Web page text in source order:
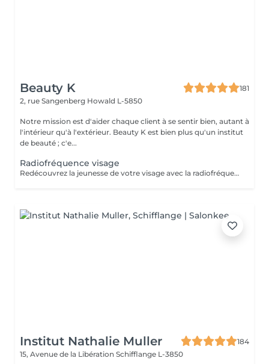
Beauty K
181
2, rue Sangenberg Howald L-5850
Notre mission est d'aider chaque client à se sentir bien, autant à
l'intérieur qu'à l'extérieur. Beauty K est bien plus qu'un institut
de beauté ; c'e...
Radiofréquence visage
Redécouvrez la jeunesse de votre visage avec la radiofréquence ! Ce traitement utilise des ondes électromagnétiques pour générer de la chaleur, provoquant une rétraction immédiate des fibres de collagène et stimulant leur production. Cela permet de remodeler l'ovale du visage et de repulper la peau. Idéal contre le relâchement cutané et les signes de vieillissement, il redéfinit les contours du visage et raffermit la peau, offrant des résultats visibles et sans risques. Vous constaterez une amélioration de la fermeté, une réduction des pores et une diminution des cellules adipeuses dans les zones traitées. Une cure de 5 séances est recommandée. Chaque séance renforce les effets pour une transformation progressive et durable.
Institut Nathalie Muller
184
15, Avenue de la Libération Schifflange L-3850